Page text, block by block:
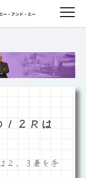
２Ｒは
、３着を手